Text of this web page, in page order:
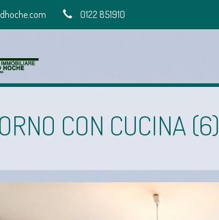
0122 851910
CON CUCINA (6)